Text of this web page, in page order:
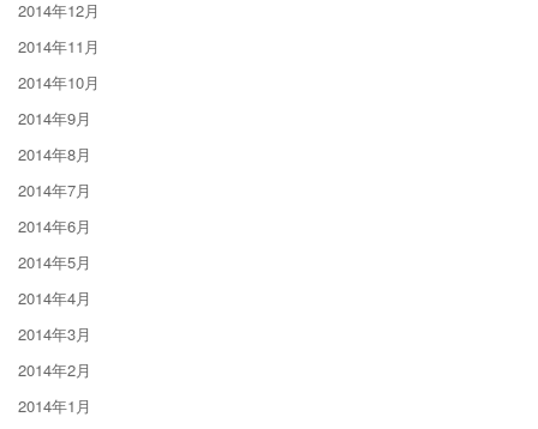
2014年12月
2014年11月
2014年10月
2014年9月
2014年8月
2014年7月
2014年6月
2014年5月
2014年4月
2014年3月
2014年2月
2014年1月